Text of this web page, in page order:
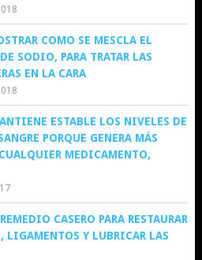
COMO SE MESCLA EL
SODIO, PARA TRATAR LAS
EN LA CARA
ESTABLE LOS NIVELES DE
PORQUE GENERA MÁS
MEDICAMENTO,
CASERO PARA RESTAURAR
LIGAMENTOS Y LUBRICAR LAS